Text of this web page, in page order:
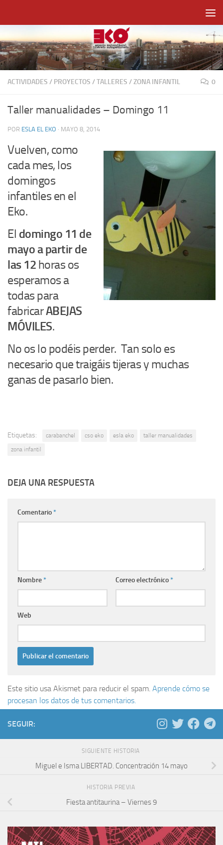
ACTIVIDADES / PROYECTOS /TALLERES /ZONA INFANTIL 0
Taller manualidades – Domingo 11
POR ESLA EL EKO · MAYO 8, 2014
Vuelven, como
cada mes, los
domingos
infantiles en el
Eko.
El domingo 11 de
mayo a partir de
las 12 horas os
esperamos a
todas para
fabricarABEJAS
MÓVILES.
No os lo podéis perder. Tan solo es
necesario que traigáis tijeras y muchas
ganas de pasarlo bien.
Etiquetas: carabanchel cso eko esla eko
taller manualidades
zona infantil
DEJA UNA RESPUESTA
Comentario*
Nombre* Correo electrónico*
Web
Este sitio usa Akismet para reducir el spam. Aprende cómo se
procesan los datos de tus comentarios.
SEGUIR:
SIGUIENTE HISTORIA
Miguel e Isma LIBERTAD. Concentración 14 mayo
HISTORIA PREVIA
Fiesta antitaurina – Viernes 9